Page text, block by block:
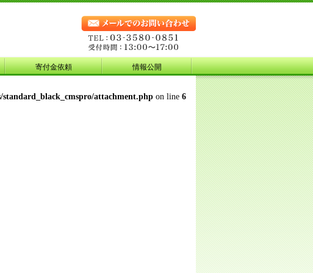
寄付金依頼 情報公開
attachment.php on line 6